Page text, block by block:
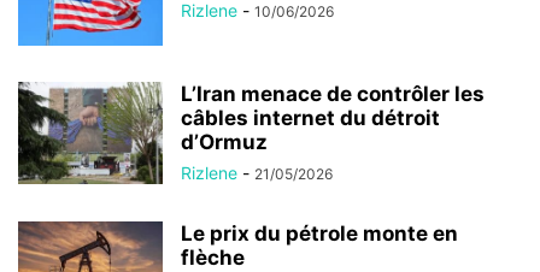
Rizlene - 10/06/2026
L’Iran menace de contrôler les
câbles internet du détroit
d’Ormuz
Rizlene - 21/05/2026
Le prix du pétrole monte en
flèche